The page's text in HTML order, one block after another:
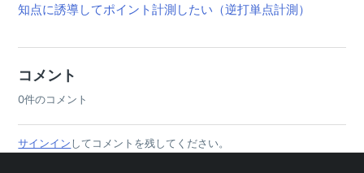
知点に誘導してポイント計測したい（逆打単点計測）
コメント
0件のコメント
サインインしてコメントを残してください。